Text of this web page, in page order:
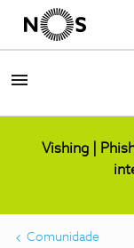
Vishing |
Comunidade